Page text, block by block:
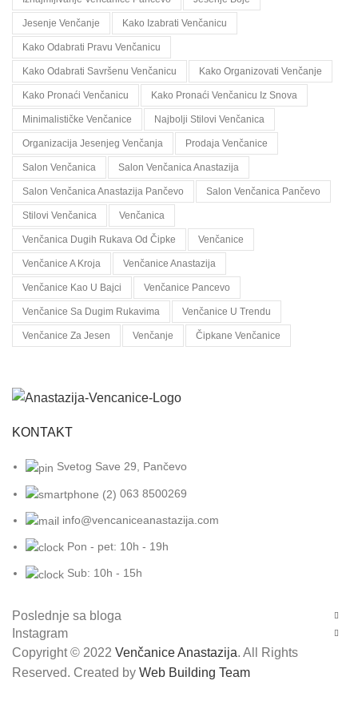
Jesenje Venčanje Kako Izabrati Venčanicu
Kako Odabrati Pravu Venčanicu
Kako Odabrati Savršenu Venčanicu Kako Organizovati Venčanje
Kako Pronaći Venčanicu Kako Pronaći Venčanicu Iz Snova
Minimalističke Venčanice Najbolji Stilovi Venčanica
Organizacija Jesenjeg Venčanja Prodaja Venčanice
Salon Venčanica Salon Venčanica Anastazija
Salon Venčanica Anastazija Pančevo Salon Venčanica Pančevo
Stilovi Venčanica Venčanica
Venčanica Dugih Rukava Od Čipke Venčanice
Venčanice A Kroja Venčanice Anastazija
Venčanice Kao U Bajci Venčanice Pancevo
Venčanice Sa Dugim Rukavima Venčanice U Trendu
Venčanice Za Jesen Venčanje Čipkane Venčanice
KONTAKT
Svetog Save 29, Pančevo
063 8500269
info@vencaniceanastazija.com
Pon - pet: 10h - 19h
Sub: 10h - 15h
Poslednje sa bloga
Instagram
Copyright © 2022 Venčanice Anastazija. All Rights
Reserved. Created by Web Building Team